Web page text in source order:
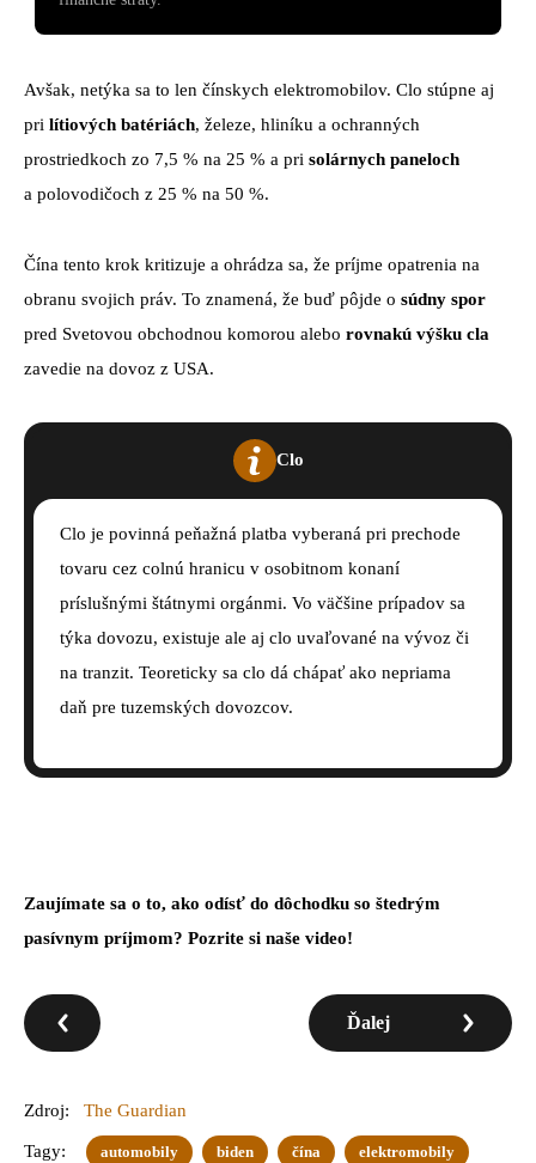
Avšak, netýka sa to len čínskych elektromobilov. Clo stúpne aj
pri lítiových batériách, železe, hliníku a ochranných
prostriedkoch zo 7,5 % na 25 % a pri solárnych paneloch
a polovodičoch z 25 % na 50 %.
Čína tento krok kritizuje a ohrádza sa, že príjme opatrenia na
obranu svojich práv. To znamená, že buď pôjde o súdny spor
pred Svetovou obchodnou komorou alebo rovnakú výšku cla
zavedie na dovoz z USA.
Clo
Clo je povinná peňažná platba vyberaná pri prechode
tovaru cez colnú hranicu v osobitnom konaní
príslušnými štátnymi orgánmi. Vo väčšine prípadov sa
týka dovozu, existuje ale aj clo uvaľované na vývoz či
na tranzit. Teoreticky sa clo dá chápať ako nepriama
daň pre tuzemských dovozcov.
Zaujímate sa o to, ako odísť do dôchodku so štedrým
pasívnym príjmom? Pozrite si naše video!
Ďalej
Zdroj: The Guardian
Tagy: automobily biden čína elektromobily